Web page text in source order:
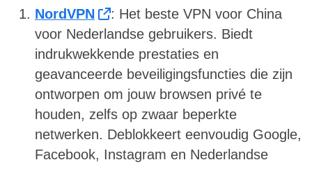
NordVPN
: Het beste VPN voor China
voor Nederlandse gebruikers. Biedt
indrukwekkende prestaties en
geavanceerde beveiligingsfuncties die zijn
ontworpen om jouw browsen privé te
houden, zelfs op zwaar beperkte
netwerken. Deblokkeert eenvoudig Google,
Facebook, Instagram en Nederlandse